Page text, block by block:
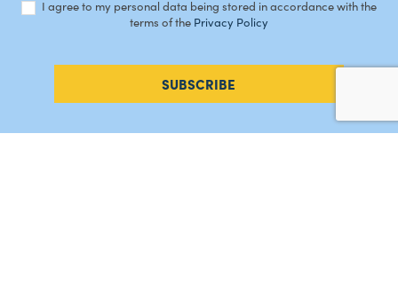
I agree to my personal data being stored in accordance with the
terms of the Privacy Policy
SUBSCRIBE